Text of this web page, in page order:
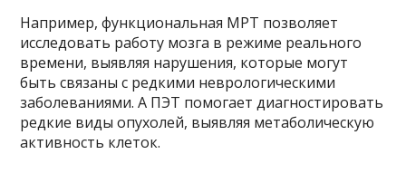
Например, функциональная МРТ позволяет
исследовать работу мозга в режиме реального
времени, выявляя нарушения, которые могут
быть связаны с редкими неврологическими
заболеваниями. А ПЭТ помогает диагностировать
редкие виды опухолей, выявляя метаболическую
активность клеток.